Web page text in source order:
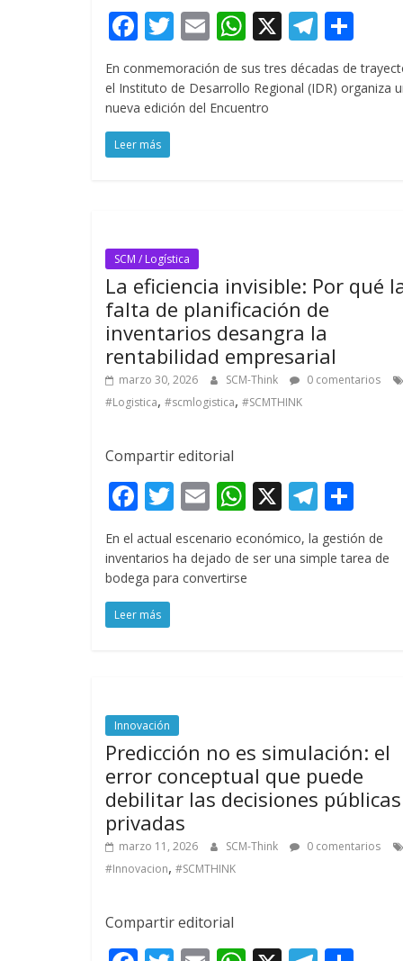
F
e
b
o
o
T
itt
er
E
m
ai
l
W
at
s
X T
el
e
o
m
En conmemoración de sus tres décadas de
el Instituto de Desarrollo Regional (IDR) organiza
nueva edición del Encuentro
Leer más
SCM / Logística
La eficiencia invisible: Por qué
falta de planificación de
inventarios desangra la
rentabilidad empresarial
marzo 30, 2026 SCM-Think
0 comentarios
#Logistica, #scmlogistica, #SCMTHINK
Compartir editorial
F
ac
e
b
o
o
T
itt
er
E
m
ai
l
W
at
s
X T
e
o
m
En el actual escenario económico, la gestión de
inventarios ha dejado de ser una simple tarea de
bodega para convertirse
Leer más
Innovación
Predicción no es simulación: el
error conceptual que puede
debilitar las decisiones
privadas
marzo 11, 2026 SCM-Think
0 comentarios
#Innovacion, #SCMTHINK
Compartir editorial